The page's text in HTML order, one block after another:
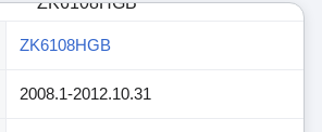
ZK6108HGB
2008.1-2012.10.31